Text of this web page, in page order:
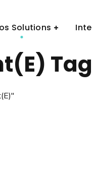
Solutions
Tag